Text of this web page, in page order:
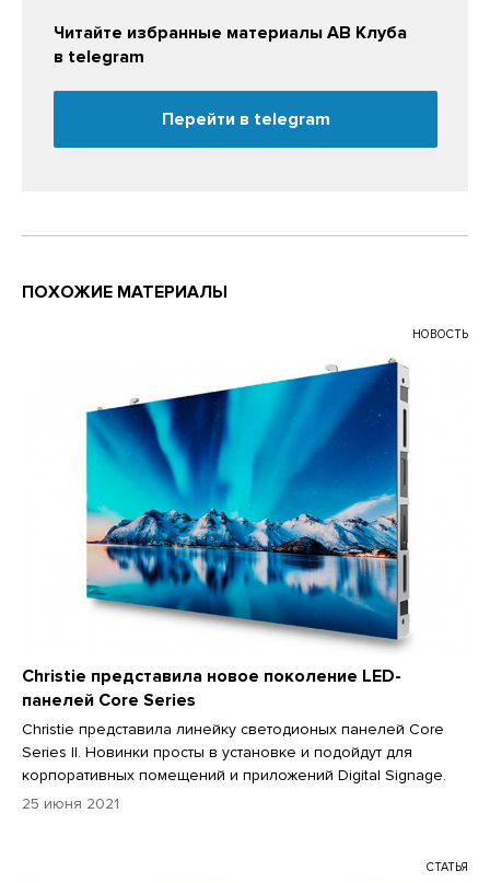
Читайте избранные материалы АВ Клуба
в telegram
Перейти в telegram
ПОХОЖИЕ МАТЕРИАЛЫ
НОВОСТЬ
Christie представила новое поколение LED-
панелей Core Series
Christie представила линейку светодионых панелей Core
Series II. Новинки просты в установке и подойдут для
корпоративных помещений и приложений Digital Signage.
25 июня 2021
СТАТЬЯ